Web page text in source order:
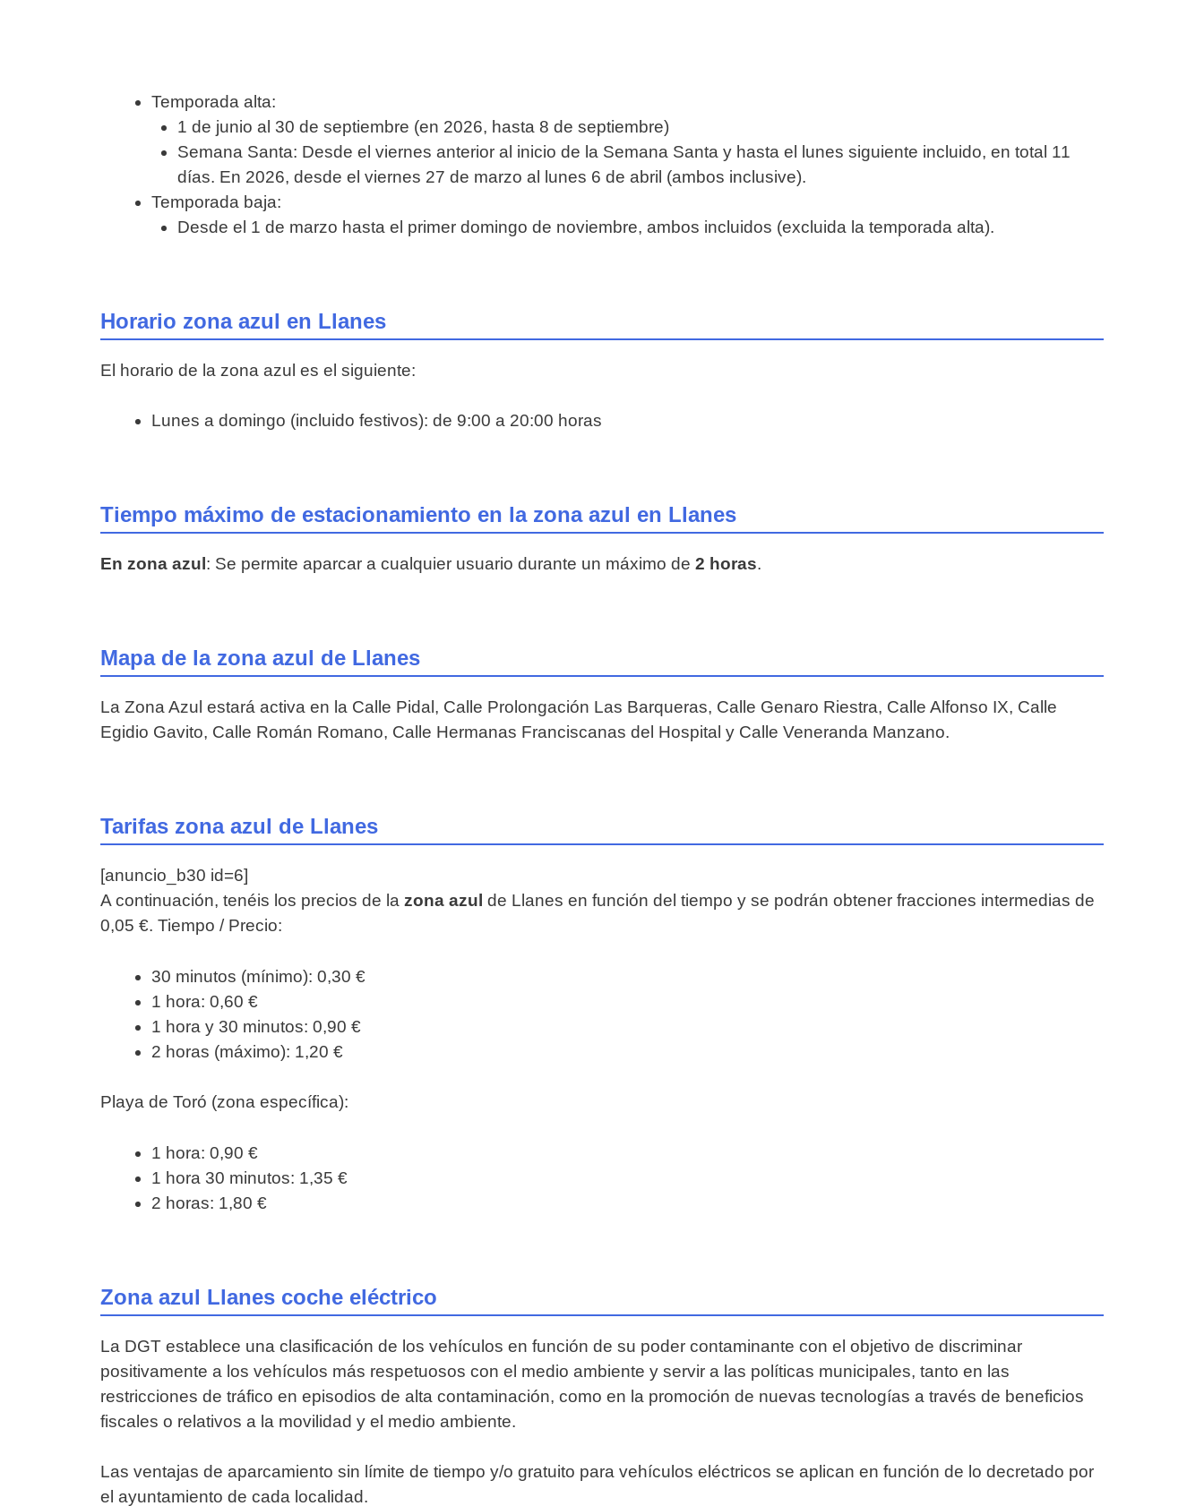
Temporada alta:
1 de junio al 30 de septiembre (en 2026, hasta 8 de septiembre)
Semana Santa: Desde el viernes anterior al inicio de la Semana Santa y hasta el lunes siguiente incluido, en total 11
días. En 2026, desde el viernes 27 de marzo al lunes 6 de abril (ambos inclusive).
Temporada baja:
Desde el 1 de marzo hasta el primer domingo de noviembre, ambos incluidos (excluida la temporada alta).
Horario zona azul en Llanes
El horario de la zona azul es el siguiente:
Lunes a domingo (incluido festivos): de 9:00 a 20:00 horas
Tiempo máximo de estacionamiento en la zona azul en Llanes
En zona azul : Se permite aparcar a cualquier usuario durante un máximo de 2 horas.
Mapa de la zona azul de Llanes
La Zona Azul estará activa en la Calle Pidal, Calle Prolongación Las Barqueras, Calle Genaro Riestra, Calle Alfonso IX, Calle
Egidio Gavito, Calle Román Romano, Calle Hermanas Franciscanas del Hospital y Calle Veneranda Manzano.
Tarifas zona azul de Llanes
[anuncio_b30 id=6]
A continuación, tenéis los precios de la zona azul de Llanes en función del tiempo y se podrán obtener fracciones intermedias de
0,05 €. Tiempo / Precio:
30 minutos (mínimo): 0,30 €
1 hora: 0,60 €
1 hora y 30 minutos: 0,90 €
2 horas (máximo): 1,20 €
Playa de Toró (zona específica):
1 hora: 0,90 €
1 hora 30 minutos: 1,35 €
2 horas: 1,80 €
Zona azul Llanes coche eléctrico
La DGT establece una clasificación de los vehículos en función de su poder contaminante con el objetivo de discriminar
positivamente a los vehículos más respetuosos con el medio ambiente y servir a las políticas municipales, tanto en las
restricciones de tráfico en episodios de alta contaminación, como en la promoción de nuevas tecnologías a través de beneficios
fiscales o relativos a la movilidad y el medio ambiente.
Las ventajas de aparcamiento sin límite de tiempo y/o gratuito para vehículos eléctricos se aplican en función de lo decretado por
el ayuntamiento de cada localidad.